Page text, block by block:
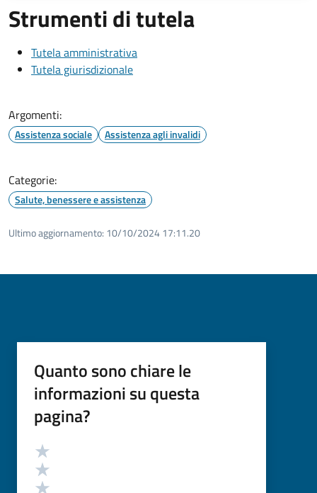
Strumenti di tutela
Tutela amministrativa
Tutela giurisdizionale
Argomenti:
Assistenza sociale Assistenza agli invalidi
Categorie:
Salute, benessere e assistenza
Ultimo aggiornamento: 10/10/2024 17:11.20
Quanto sono chiare le
informazioni su questa
pagina?
Valutazione